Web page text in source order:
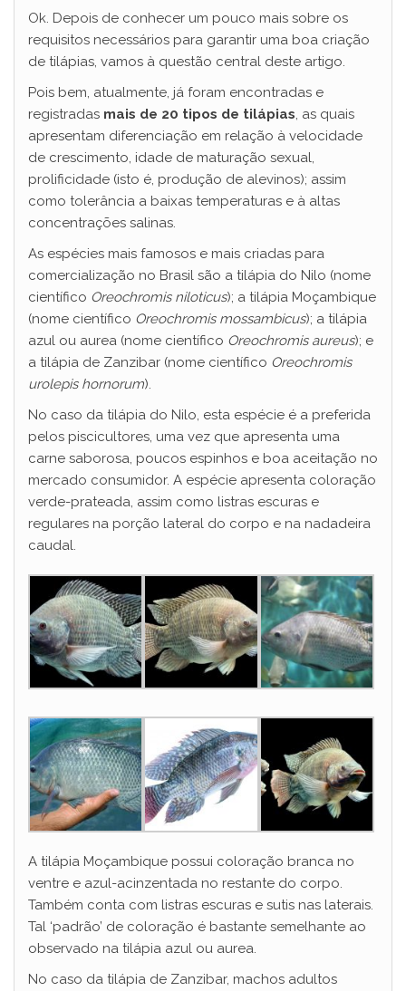
Ok. Depois de conhecer um pouco mais sobre os
requisitos necessários para garantir uma boa criação
de tilápias, vamos à questão central deste artigo.
Pois bem, atualmente, já foram encontradas e
registradas mais de 20 tipos de tilápias, as quais
apresentam diferenciação em relação à velocidade
de crescimento, idade de maturação sexual,
prolificidade (isto é, produção de alevinos); assim
como tolerância a baixas temperaturas e à altas
concentrações salinas.
As espécies mais famosos e mais criadas para
comercialização no Brasil são a tilápia do Nilo (nome
científico Oreochromis niloticus); a tilápia Moçambique
(nome científico Oreochromis mossambicus); a tilápia
azul ou aurea (nome científico Oreochromis aureus); e
a tilápia de Zanzibar (nome científico Oreochromis
urolepis hornorum).
No caso da tilápia do Nilo, esta espécie é a preferida
pelos piscicultores, uma vez que apresenta uma
carne saborosa, poucos espinhos e boa aceitação no
mercado consumidor. A espécie apresenta coloração
verde-prateada, assim como listras escuras e
regulares na porção lateral do corpo e na nadadeira
caudal.
A tilápia Moçambique possui coloração branca no
ventre e azul-acinzentada no restante do corpo.
Também conta com listras escuras e sutis nas laterais.
Tal ‘padrão’ de coloração é bastante semelhante ao
observado na tilápia azul ou aurea.
No caso da tilápia de Zanzibar, machos adultos